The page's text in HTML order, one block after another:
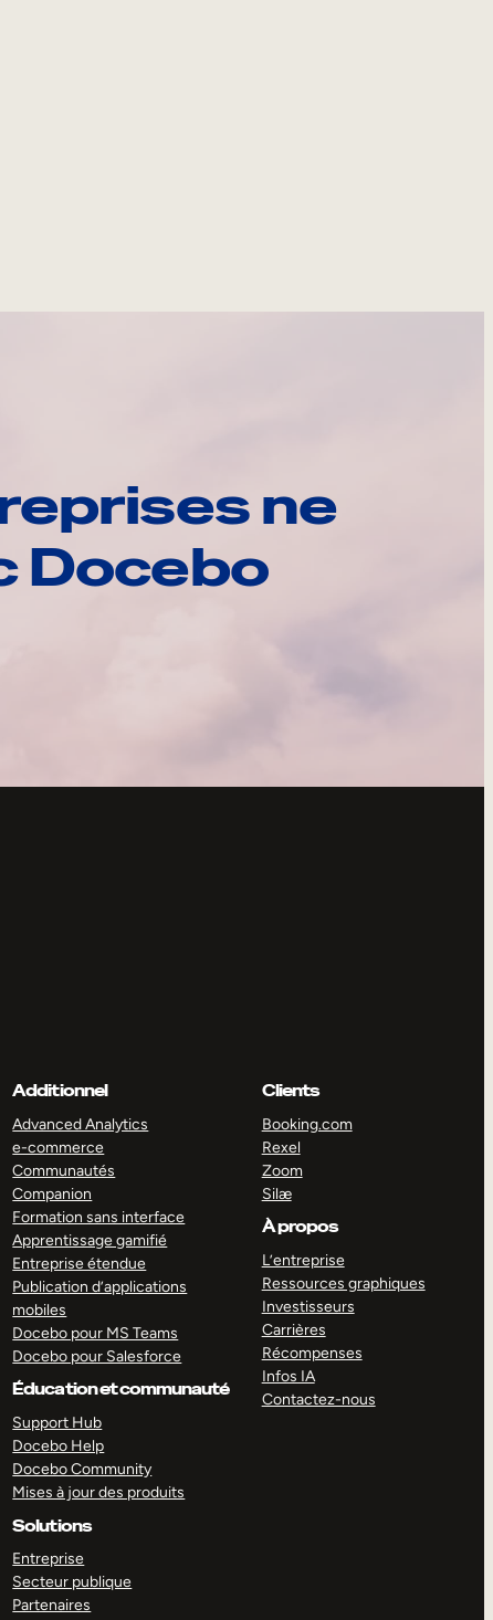
ne
Docebo
Additionnel
Advanced Analytics
e-commerce
Communautés
Companion
Formation sans interface
Apprentissage gamifié
Entreprise étendue
Publication d’applications
mobiles
Docebo pour MS Teams
Docebo pour Salesforce
Éducation et communauté
Support Hub
Docebo Help
Docebo Community
Mises à jour des produits
Solutions
Entreprise
Secteur publique
Partenaires
Clients
Booking.com
Rexel
Zoom
Silæ
À propos
L’entreprise
Ressources graphiques
Investisseurs
Carrières
Récompenses
Infos IA
Contactez-nous